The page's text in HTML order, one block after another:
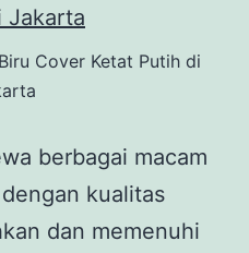
Cover Ketat Putih di
berbagai macam
kualitas
dan memenuhi